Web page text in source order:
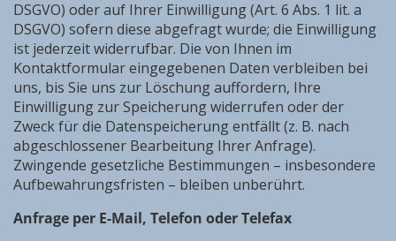
DSGVO) oder auf Ihrer Einwilligung (Art. 6 Abs. 1 lit. a
DSGVO) sofern diese abgefragt wurde; die Einwilligung
ist jederzeit widerrufbar. Die von Ihnen im
Kontaktformular eingegebenen Daten verbleiben bei
uns, bis Sie uns zur Löschung auffordern, Ihre
Einwilligung zur Speicherung widerrufen oder der
Zweck für die Datenspeicherung entfällt (z. B. nach
abgeschlossener Bearbeitung Ihrer Anfrage).
Zwingende gesetzliche Bestimmungen – insbesondere
Aufbewahrungsfristen – bleiben unberührt.
Anfrage per E-Mail, Telefon oder Telefax